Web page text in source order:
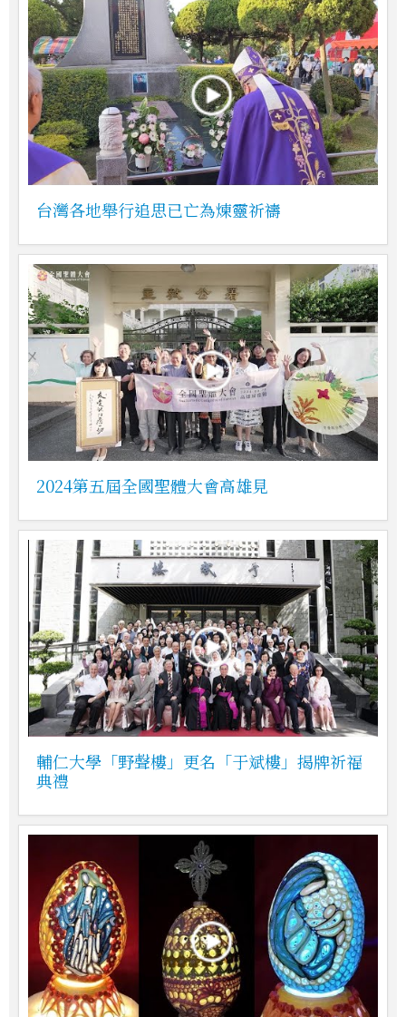
台灣各地舉行追思已亡為煉靈祈禱
2024第五屆全國聖體大會高雄見
輔仁大學「野聲樓」更名「于斌樓」揭牌祈福
典禮